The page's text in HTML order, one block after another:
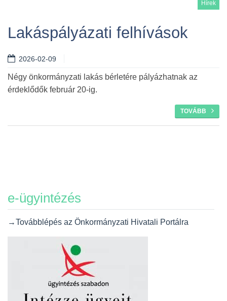
Hírek
Lakáspályázati felhívások
2026-02-09
Négy önkormányzati lakás bérletére pályázhatnak az
érdeklődők február 20-ig.
TOVÁBB
e-ügyintézés
→Továbblépés az Önkormányzati Hivatali Portálra